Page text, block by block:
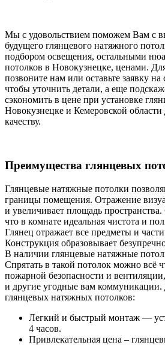
Мы с удовольствием поможем Вам с
будущего глянцевого натяжного
подбором освещения, остальными
потолков в Новокузнецке, ценами.
позвоните нам или оставьте заявку
чтобы уточнить детали, а еще
сэкономить в цене при установке
Новокузнецке и Кемеровской области
качеству.
Преимущества глянцевых
Глянцевые натяжные потолки
границы помещения. Отражение
и увеличивает площадь пространства.
что в комнате идеальная чистота и
Глянец отражает все предметы и
Конструкция образовывает
В наличии глянцевые натяжные
Спрятать в такой потолок можно всё
пожарной безопасности и
и другие угодные вам коммуникации.
глянцевых натяжных потолков:
Легкий и быстрый монтаж —
4 часов.
Привлекательная цена –